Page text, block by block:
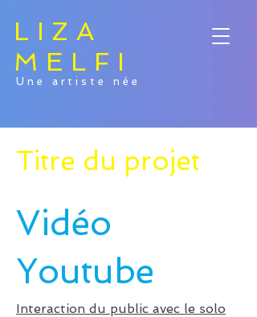
LIZA
MELFI
Une artiste née
Titre du projet
Vidéo
Youtube
Interaction du public avec le solo